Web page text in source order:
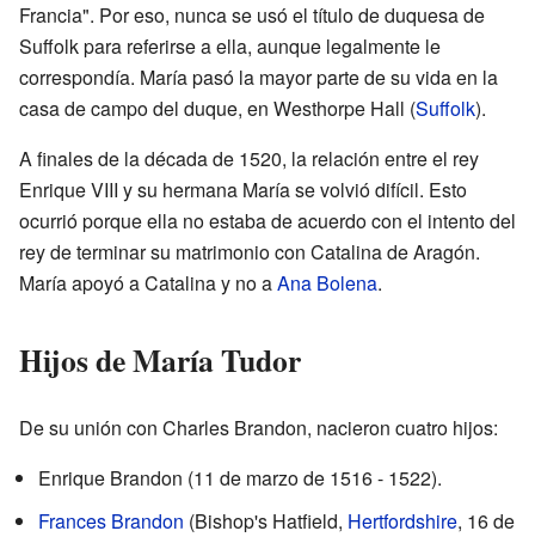
Francia". Por eso, nunca se usó el título de duquesa de
Suffolk para referirse a ella, aunque legalmente le
correspondía. María pasó la mayor parte de su vida en la
casa de campo del duque, en Westhorpe Hall (Suffolk).
A finales de la década de 1520, la relación entre el rey
Enrique VIII y su hermana María se volvió difícil. Esto
ocurrió porque ella no estaba de acuerdo con el intento del
rey de terminar su matrimonio con Catalina de Aragón.
María apoyó a Catalina y no aAna Bolena.
Hijos de María Tudor
De su unión con Charles Brandon, nacieron cuatro hijos:
Enrique Brandon (11 de marzo de 1516 - 1522).
Frances Brandon (Bishop's Hatfield, Hertfordshire, 16 de